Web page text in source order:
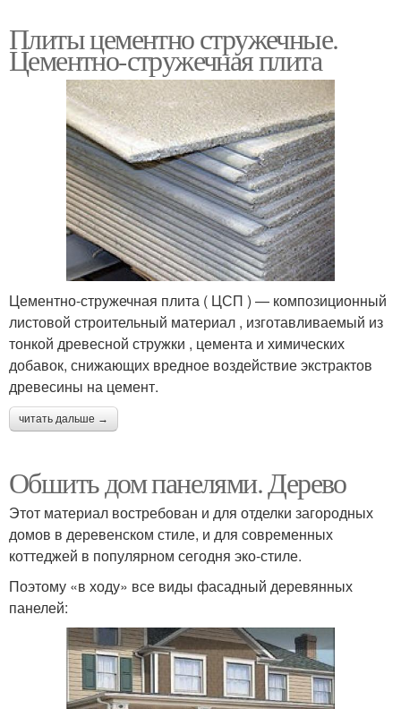
Плиты цементно стружечные.
Цементно-стружечная плита
Цементно-стружечная плита ( ЦСП ) — композиционный
листовой строительный материал , изготавливаемый из
тонкой древесной стружки , цемента и химических
добавок, снижающих вредное воздействие экстрактов
древесины на цемент.
читать дальше →
Обшить дом панелями. Дерево
Этот материал востребован и для отделки загородных
домов в деревенском стиле, и для современных
коттеджей в популярном сегодня эко-стиле.
Поэтому «в ходу» все виды фасадный деревянных
панелей: